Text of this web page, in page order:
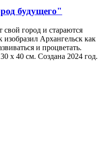
будущего"
город и стараются
Архангельск как
и процветать.
х 40 см. Создана 2024 год.